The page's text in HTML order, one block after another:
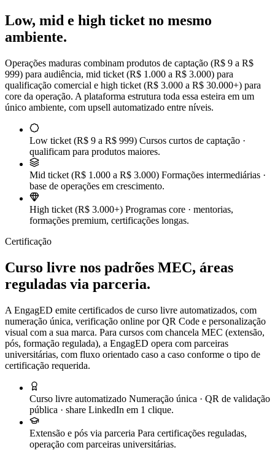
Low, mid e high ticket no mesmo
ambiente.
Operações maduras combinam produtos de captação (R$ 9 a R$
999) para audiência, mid ticket (R$ 1.000 a R$ 3.000) para
qualificação comercial e high ticket (R$ 3.000 a R$ 30.000+) para
core da operação. A plataforma estrutura toda essa esteira em um
único ambiente, com upsell automatizado entre níveis.
Low ticket (R$ 9 a R$ 999) Cursos curtos de captação ·
qualificam para produtos maiores.
Mid ticket (R$ 1.000 a R$ 3.000) Formações intermediárias ·
base de operações em crescimento.
High ticket (R$ 3.000+) Programas core · mentorias,
formações premium, certificações longas.
Certificação
Curso livre nos padrões MEC, áreas
reguladas via parceria.
A EngagED emite certificados de curso livre automatizados, com
numeração única, verificação online por QR Code e personalização
visual com a sua marca. Para cursos com chancela MEC (extensão,
pós, formação regulada), a EngagED opera com parceiras
universitárias, com fluxo orientado caso a caso conforme o tipo de
certificação requerida.
Curso livre automatizado Numeração única · QR de validação
pública · share LinkedIn em 1 clique.
Extensão e pós via parceria Para certificações reguladas,
operação com parceiras universitárias.